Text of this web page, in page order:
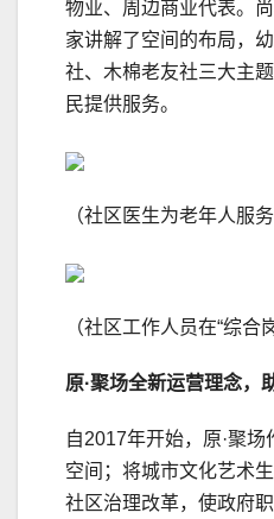
物业、周边商业代表。
家讲解了空间的布局，
社、木棉老友社三大主
民提供服务。
（社区医生为老年人服务
（社区工作人员在“综合
原·聚场全新运营理念，
自2017年开始，原·聚
空间；将城市文化艺术
社区治理改革，使政府